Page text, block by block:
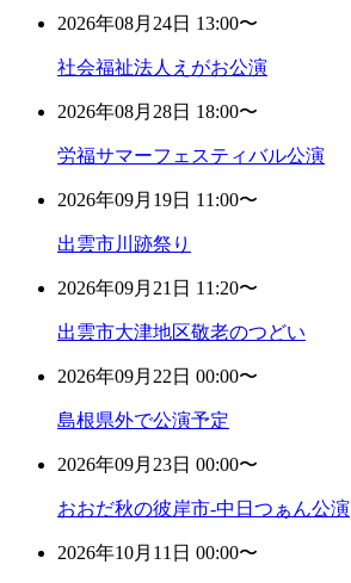
2026年08月24日 13:00〜
社会福祉法人えがお公演
2026年08月28日 18:00〜
労福サマーフェスティバル公演
2026年09月19日 11:00〜
出雲市川跡祭り
2026年09月21日 11:20〜
出雲市大津地区敬老のつどい
2026年09月22日 00:00〜
島根県外で公演予定
2026年09月23日 00:00〜
おおだ秋の彼岸市-中日つぁん公演
2026年10月11日 00:00〜